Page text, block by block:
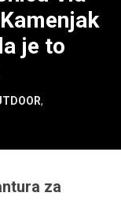
je to
,
za